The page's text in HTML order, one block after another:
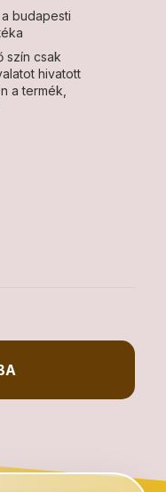
budapesti
szín csak
hivatott
a termék,